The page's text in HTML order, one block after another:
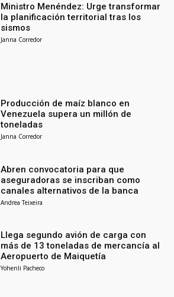
Ministro Menéndez: Urge transformar
la planificación territorial tras los
sismos
Janna Corredor
Producción de maíz blanco en
Venezuela supera un millón de
toneladas
Janna Corredor
Abren convocatoria para que
aseguradoras se inscriban como
canales alternativos de la banca
Andrea Teixeira
Llega segundo avión de carga con
más de 13 toneladas de mercancía al
Aeropuerto de Maiquetía
Yohenli Pacheco